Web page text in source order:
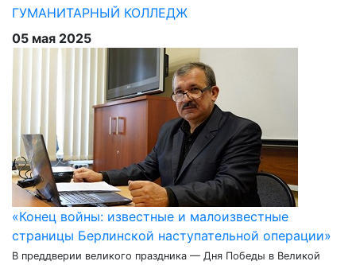
ГУМАНИТАРНЫЙ КОЛЛЕДЖ
05 мая 2025
«Конец войны: известные и малоизвестные
страницы Берлинской наступательной операции»
В преддверии великого праздника — Дня Победы в Великой